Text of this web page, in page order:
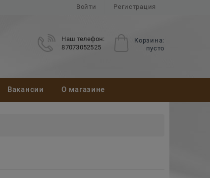
Войти Регистрация
Корзина:
пусто
Наш телефон:
87073052525
Вакансии О магазине